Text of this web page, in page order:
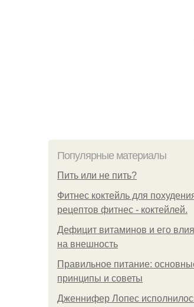
Популярные материалы
Пить или не пить?
Фитнес коктейль для
рецептов фитнес - коктейлей.
Дефицит витаминов и его
на внешность
Правильное питание:
принципы и советы
Дженнифер Лопес